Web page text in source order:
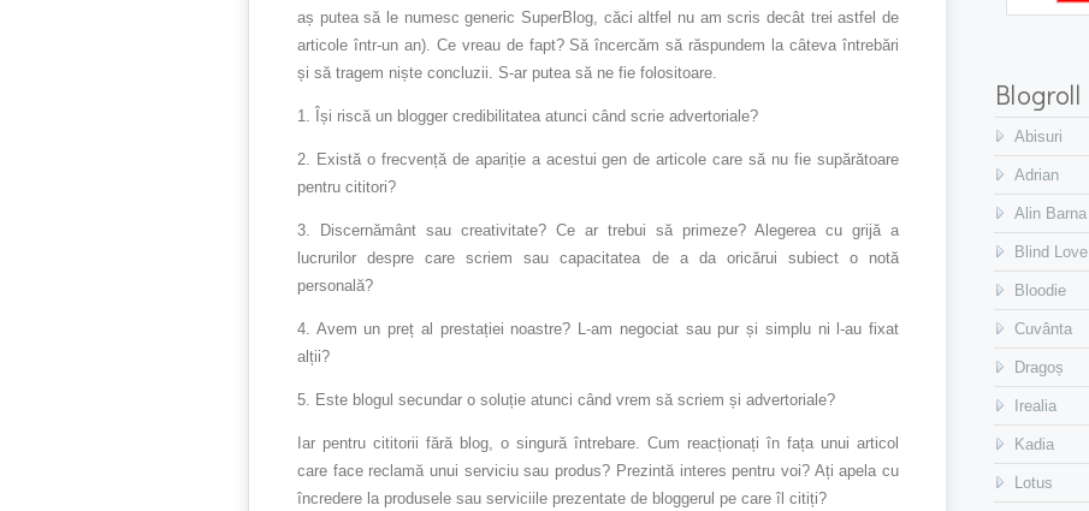
aș putea să le numesc generic SuperBlog, căci altfel nu am scris decât trei astfel de
articole într-un an). Ce vreau de fapt? Să încercăm să răspundem la câteva întrebări
și să tragem niște concluzii. S-ar putea să ne fie folositoare.
1. Își riscă un blogger credibilitatea atunci când scrie advertoriale?
2. Există o frecvență de apariție a acestui gen de articole care să nu fie supărătoare
pentru cititori?
3. Discernământ sau creativitate? Ce ar trebui să primeze? Alegerea cu grijă a
lucrurilor despre care scriem sau capacitatea de a da oricărui subiect o notă
personală?
4. Avem un preț al prestației noastre? L-am negociat sau pur și simplu ni l-au fixat
alții?
5. Este blogul secundar o soluție atunci când vrem să scriem și advertoriale?
Iar pentru cititorii fără blog, o singură întrebare. Cum reacționați în fața unui articol
care face reclamă unui serviciu sau produs? Prezintă interes pentru voi? Ați apela cu
încredere la produsele sau serviciile prezentate de bloggerul pe care îl citiți?
Blogroll
Abisuri
Adrian
Alin Barna
Blind Love
Bloodie
Cuvânta
Dragoș
Irealia
Kadia
Lotus